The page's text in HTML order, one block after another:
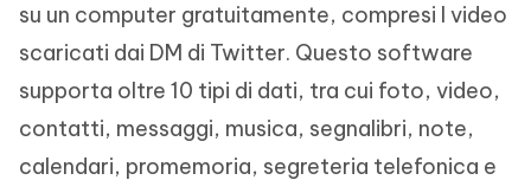
su un computer gratuitamente, compresi I video
scaricati dai DM di Twitter. Questo software
supporta oltre 10 tipi di dati, tra cui foto, video,
contatti, messaggi, musica, segnalibri, note,
calendari, promemoria, segreteria telefonica e